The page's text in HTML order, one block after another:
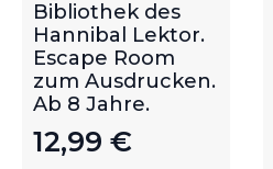
Bibliothek des
Hannibal Lektor.
Escape Room
zum Ausdrucken.
Ab 8 Jahre.
12,99 €